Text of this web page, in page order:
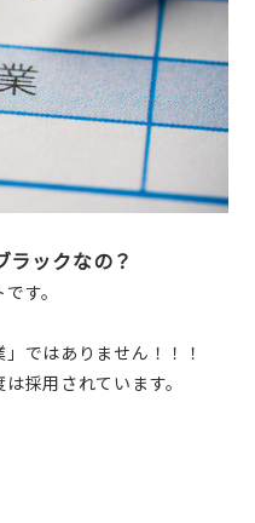
ックなの？
す。
ではありません！！！
採用されています。